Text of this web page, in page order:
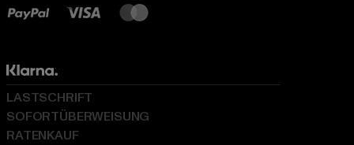
LASTSCHRIFT
SOFORTÜBERWEISUNG
RATENKAUF